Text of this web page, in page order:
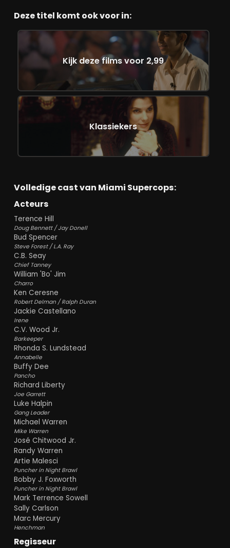
Deze titel komt ook voor in:
Kijk deze films voor 2,99
Klassiekers
Volledige cast van Miami Supercops:
Acteurs
Terence Hill
Doug Bennett / Jay Donell
Bud Spencer
Steve Forest / L.A. Ray
C.B. Seay
Chief Tanney
William 'Bo' Jim
Charro
Ken Ceresne
Robert Delman / Ralph Duran
Jackie Castellano
Irene
C.V. Wood Jr.
Barkeeper
Rhonda S. Lundstead
Annabelle
Buffy Dee
Pancho
Richard Liberty
Joe Garrett
Luke Halpin
Gang Leader
Michael Warren
Mike Warren
José Chitwood Jr.
Randy Warren
Artie Malesci
Puncher in Night Brawl
Bobby J. Foxworth
Puncher in Night Brawl
Mark Terrence Sowell
Sally Carlson
Marc Mercury
Henchman
Regisseur